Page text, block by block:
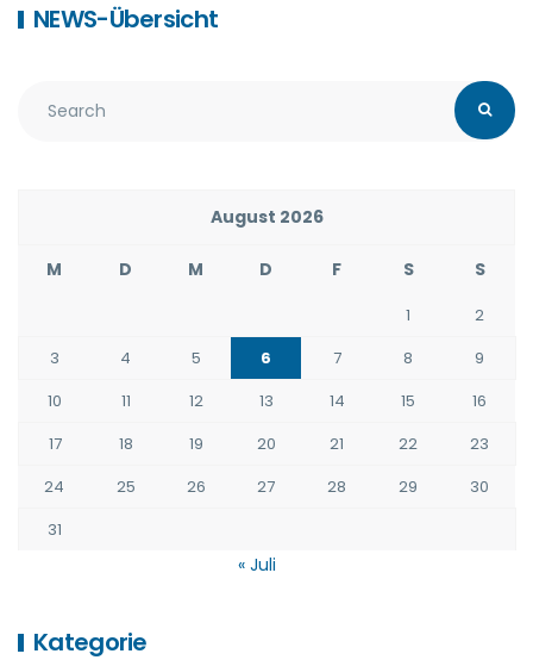
NEWS-Übersicht
August 2026
M D M D F S S
1
2
3
4 5 6 7 8
9
10
11 12 13 14 15
16
17
18 19 20 21 22
23
24
25 26 27 28 29
30
31
« Juli
Kategorie